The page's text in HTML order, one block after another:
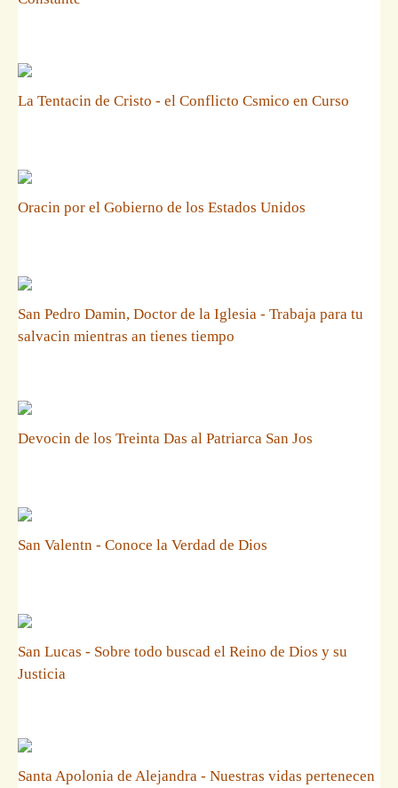
La Tentacin de Cristo - el Conflicto Csmico en Curso
Oracin por el Gobierno de los Estados Unidos
San Pedro Damin, Doctor de la Iglesia - Trabaja para tu
salvacin mientras an tienes tiempo
Devocin de los Treinta Das al Patriarca San Jos
San Valentn - Conoce la Verdad de Dios
San Lucas - Sobre todo buscad el Reino de Dios y su
Justicia
Santa Apolonia de Alejandra - Nuestras vidas pertenecen